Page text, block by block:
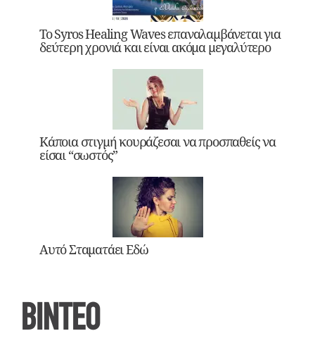
Το Syros Healing Waves επαναλαμβάνεται για
δεύτερη χρονιά και είναι ακόμα μεγαλύτερο
Κάποια στιγμή κουράζεσαι να προσπαθείς να
είσαι “σωστός”
Αυτό Σταματάει Εδώ
ΒΙΝΤΕΟ